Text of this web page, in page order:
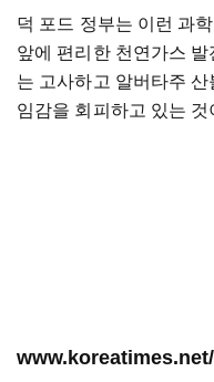
덕 포드 정부는 이런 과
앞에 편리한 천연가스 발
는 고사하고 알버타주 산
임감을 회피하고 있는 것